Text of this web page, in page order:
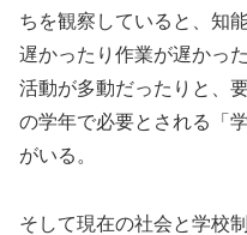
ちを観察していると、知
遅かったり作業が遅かっ
活動が多動だったりと、
の学年で必要とされる「
がいる。
そして現在の社会と学校